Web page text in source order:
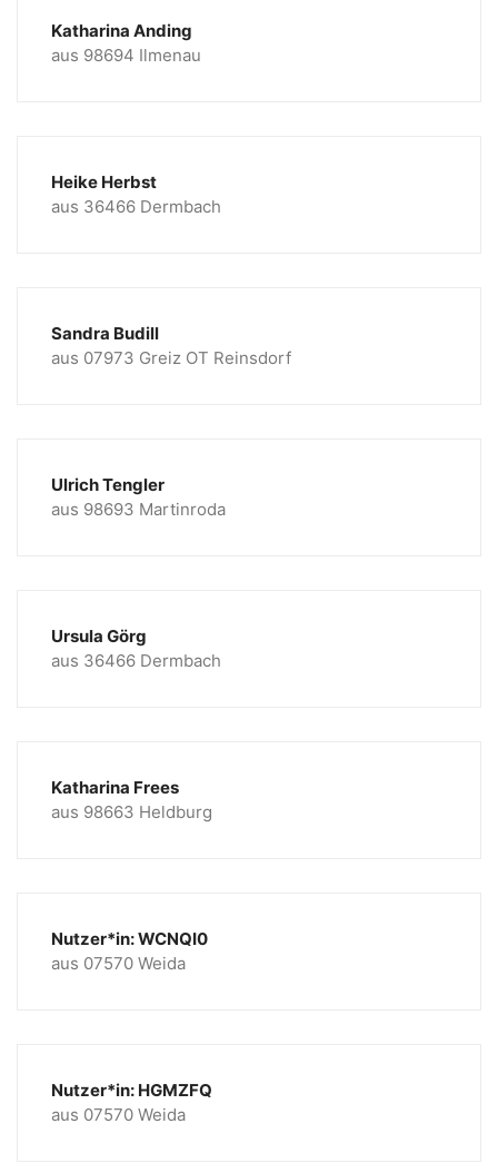
Katharina Anding
aus 98694 Ilmenau
Heike Herbst
aus 36466 Dermbach
Sandra Budill
aus 07973 Greiz OT Reinsdorf
Ulrich Tengler
aus 98693 Martinroda
Ursula Görg
aus 36466 Dermbach
Katharina Frees
aus 98663 Heldburg
Nutzer*in: WCNQI0
aus 07570 Weida
Nutzer*in: HGMZFQ
aus 07570 Weida